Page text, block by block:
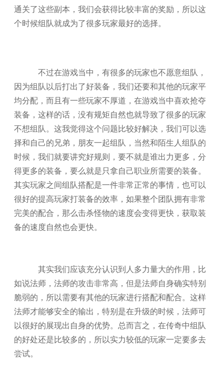
通关了这些副本，我们会获得比较丰富的奖励，所以这
个时候组队就成为了很多玩家最好的选择。
不过在游戏当中，有很多的玩家也不愿意组队，
因为组队以后打出了好装备，我们还要和其他的玩家平
均分配，而且有一些玩家不厚道，在游戏当中喜欢抢夺
装备，这样的话，没有规矩自然也就导致了很多的玩家
不想组队。这我觉得这个问题比较好解决，我们可以选
择和自己的兄弟，朋友一起组队，当然和陌生人组队的
时候，我们就要讲究好规则，要不就是谁出力更多，分
得更多的装备，要么就是只拿自己职业所需要的装备。
其实玩家之间组队搭配是一件非常正常的事情，也可以
很好的提高玩家打装备的效率，如果整个团队拥有非常
完美的配合，那么击杀怪物的速度会变得更快，获取装
备的速度自然也会更快。
其实我们应该充分认识到人多力量大的作用，比
如说法师，法师的攻击非常高，但是法师自身确实特别
脆弱的，所以需要有其他的玩家进行搭配和配合。这样
法师才能够安全的输出，特别是在升级的时候，法师可
以很好的展现出自身的优势。总而言之，在传奇中组队
的好处还是比较多的，所以实力较低的玩家一定要多去
尝试。